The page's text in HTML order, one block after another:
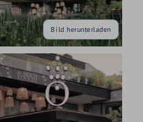
Bild herunterladen